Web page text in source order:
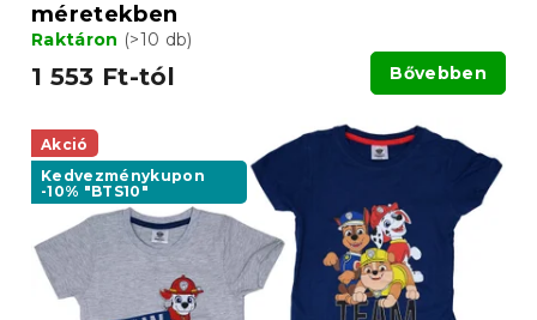
méretekben
Raktáron (>10 db)
1 553 Ft-tól Bővebben
Akció
Kedvezménykupon
-10% "BTS10"